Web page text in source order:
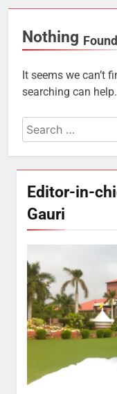
Nothing Found
It seems we can’t
searching can help.
Search
for:
Editor-in-
Gauri